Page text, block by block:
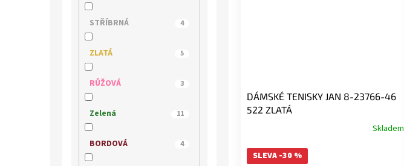
MUSTANG
OLYMPIKUS
STŘÍBRNÁ 4
ZLATÁ 5
RŮŽOVÁ 3
Zelená 11
BORDOVÁ 4
DÁMSKÉ TENISKY JAN 8-23766-46
522 ZLATÁ
Skladem
SLEVA -30 %